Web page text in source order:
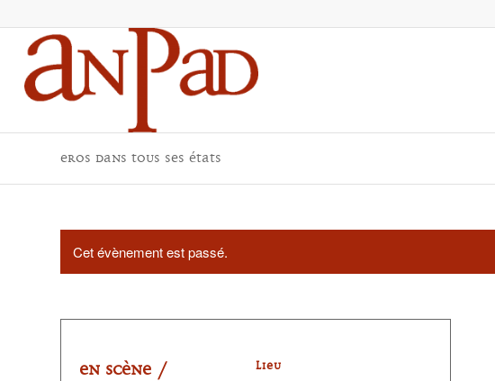
Eros dans tous ses états
Cet évènement est passé.
En scène /
LIEU